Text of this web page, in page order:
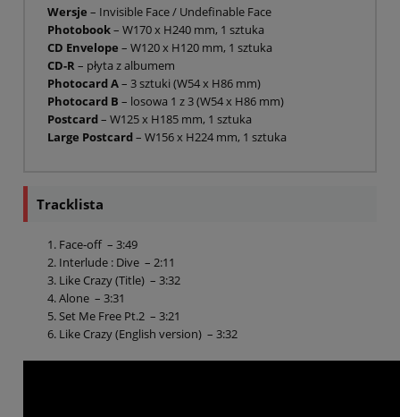
Wersje – Invisible Face / Undefinable Face
Photobook– W170 x H240 mm, 1 sztuka
CD Envelope – W120 x H120 mm, 1 sztuka
CD-R– płyta z albumem
Photocard A– 3 sztuki (W54 x H86 mm)
Photocard B – losowa 1 z 3 (W54 x H86 mm)
Postcard– W125 x H185 mm, 1 sztuka
Large Postcard– W156 x H224 mm, 1 sztuka
Tracklista
Face‐off – 3:49
Interlude : Dive – 2:11
Like Crazy (Title) – 3:32
Alone – 3:31
Set Me Free Pt.2 – 3:21
Like Crazy (English version) – 3:32